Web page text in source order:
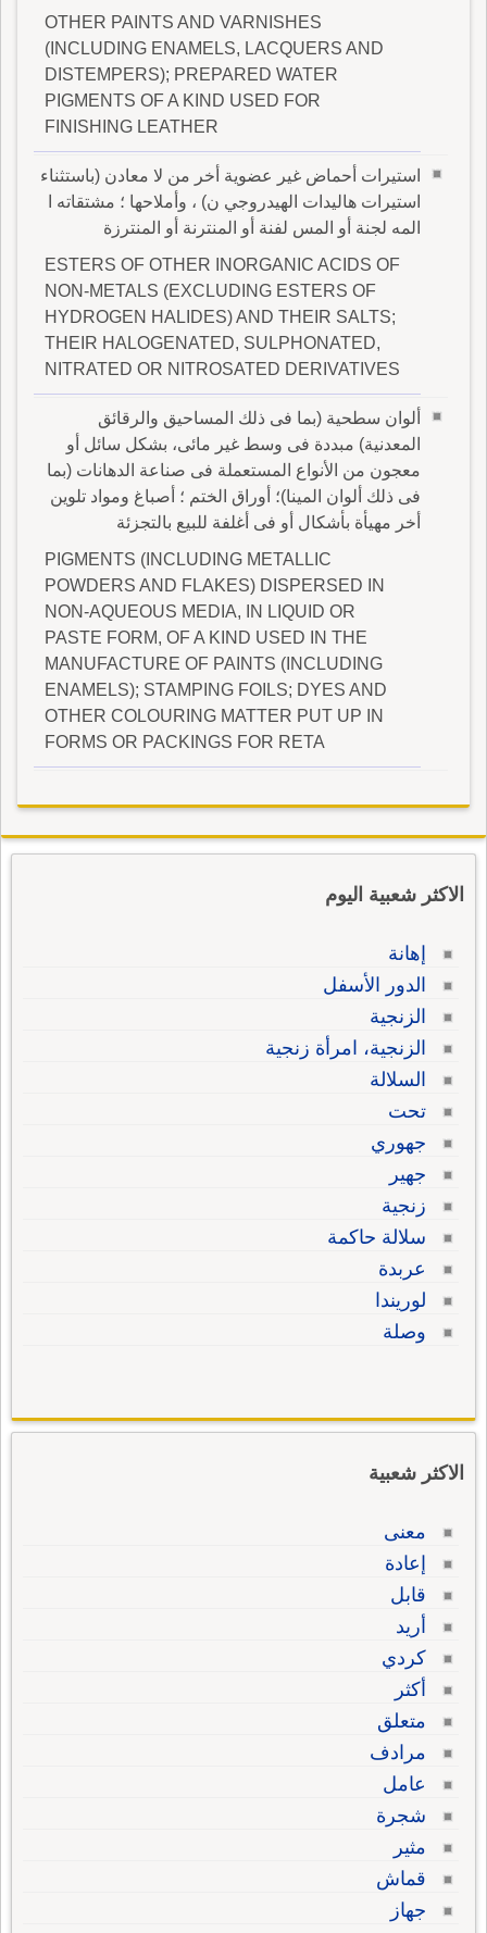
OTHER PAINTS AND VARNISHES
(INCLUDING ENAMELS, LACQUERS AND
DISTEMPERS); PREPARED WATER
PIGMENTS OF A KIND USED FOR
FINISHING LEATHER
استيرات أحماض غير عضوية أخر من لا معادن (باستثناء
استيرات هاليدات الهيدروجي ن) ، وأملاحها ؛ مشتقاته ا
المه لجنة أو المس لفنة أو المنترنة أو المنترزة
ESTERS OF OTHER INORGANIC ACIDS OF
NON-METALS (EXCLUDING ESTERS OF
HYDROGEN HALIDES) AND THEIR SALTS;
THEIR HALOGENATED, SULPHONATED,
NITRATED OR NITROSATED DERIVATIVES
ألوان سطحية (بما فى ذلك المساحيق والرقائق
المعدنية) مبددة فى وسط غير مائى، بشكل سائل أو
معجون من الأنواع المستعملة فى صناعة الدهانات (بما
فى ذلك ألوان المينا)؛ أوراق الختم ؛ أصباغ ومواد تلوين
أخر مهيأة بأشكال أو فى أغلفة للبيع بالتجزئة
PIGMENTS (INCLUDING METALLIC
POWDERS AND FLAKES) DISPERSED IN
NON-AQUEOUS MEDIA, IN LIQUID OR
PASTE FORM, OF A KIND USED IN THE
MANUFACTURE OF PAINTS (INCLUDING
ENAMELS); STAMPING FOILS; DYES AND
OTHER COLOURING MATTER PUT UP IN
FORMS OR PACKINGS FOR RETA
الاكثر شعبية اليوم
إهانة
الدور الأسفل
الزنجية
الزنجية، امرأة زنجية
السلالة
تحت
جهوري
جهير
زنجية
سلالة حاكمة
عربدة
لوريندا
وصلة
الاكثر شعبية
معنى
إعادة
قابل
أريد
كردي
أكثر
متعلق
مرادف
عامل
شجرة
مثير
قماش
جهاز